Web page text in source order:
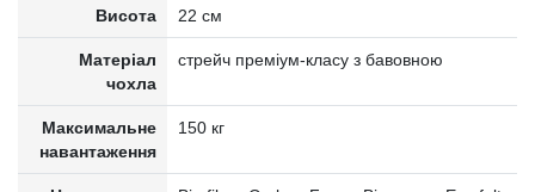
Висота 22 см
Матеріал
чохла
стрейч преміум-класу з бавовною
Максимальне
навантаження
150 кг